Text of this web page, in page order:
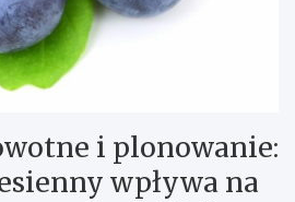
i plonowanie:
wpływa na